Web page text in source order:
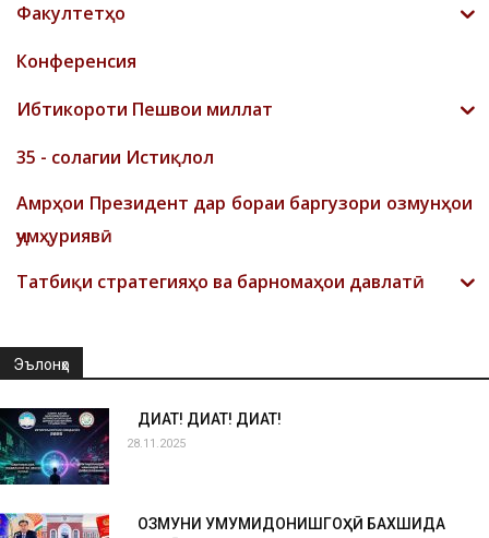
Факултетҳо
Конференсия
Ибтикороти Пешвои миллат
35 - солагии Истиқлол
Амрҳои Президент дар бораи баргузори озмунҳои
ҷумҳуриявӣ
Татбиқи стратегияҳо ва барномаҳои давлатӣ
Эълонҳо
ДИҚҚАТ! ДИҚҚАТ! ДИҚҚАТ!
28.11.2025
ОЗМУНИ УМУМИДОНИШГОҲӢ БАХШИДА